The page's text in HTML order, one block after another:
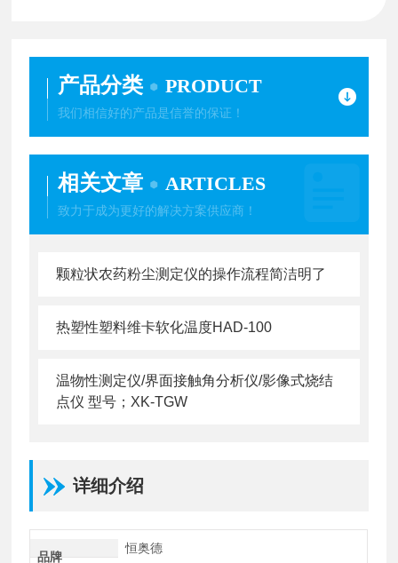
产品分类 PRODUCT
我们相信好的产品是信誉的保证！
相关文章 ARTICLES
致力于成为更好的解决方案供应商！
颗粒状农药粉尘测定仪的操作流程简洁明了
热塑性塑料维卡软化温度HAD-100
温物性测定仪/界面接触角分析仪/影像式烧结
点仪 型号；XK-TGW
详细介绍
品牌
恒奥德